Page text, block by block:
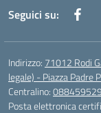
Seguici su:
Indirizzo: 71012 Rodi
legale) - Piazza Padre
Centralino:
Posta elettronica